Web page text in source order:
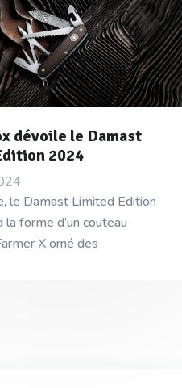
dévoile le Damast
2024
le Damast Limited Edition
forme d’un couteau
X orné des